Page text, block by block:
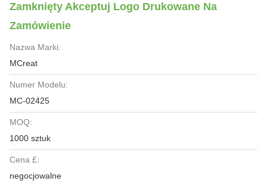
Zamknięty Akceptuj Logo Drukowane Na
Zamówienie
Nazwa Marki:
MCreat
Numer Modelu:
MC-02425
MOQ:
1000 sztuk
Cena £:
negocjowalne